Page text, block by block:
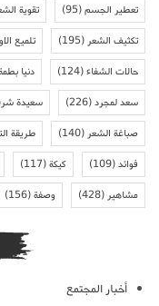
تعطير الجسم(95) تقوية
تكثيف الشعر(195) تلميع
حالات الشفاء(124) دنيا
سعد لمجرد(226) سعيدة
صباغة الشعر(140) طريقة
فوائد(109) كيكة(117)
مشاهير(428) وصفة(156)
أخبار المجتمع